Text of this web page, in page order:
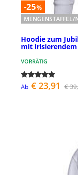
-25%
MENGENSTAFFEL/
Hoodie zum
mit
VORRÄTIG
Ab € 23,91 €